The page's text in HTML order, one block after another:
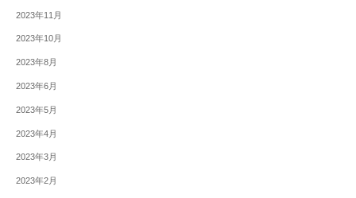
2023年11月
2023年10月
2023年8月
2023年6月
2023年5月
2023年4月
2023年3月
2023年2月